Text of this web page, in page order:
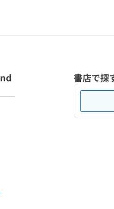
書店で探